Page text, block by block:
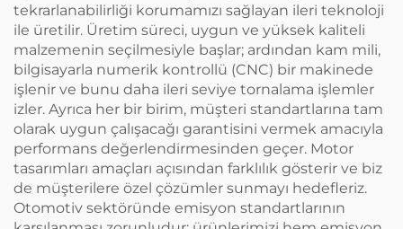
tekrarlanabilirliği korumamızı sağlayan ileri teknoloji
ile üretilir. Üretim süreci, uygun ve yüksek kaliteli
malzemenin seçilmesiyle başlar; ardından kam mili,
bilgisayarla numerik kontrollü (CNC) bir makinede
işlenir ve bunu daha ileri seviye tornalama işlemler
izler. Ayrıca her bir birim, müşteri standartlarına tam
olarak uygun çalışacağı garantisini vermek amacıyla
performans değerlendirmesinden geçer. Motor
tasarımları amaçları açısından farklılık gösterir ve biz
de müşterilere özel çözümler sunmayı hedefleriz.
Otomotiv sektöründe emisyon standartlarının